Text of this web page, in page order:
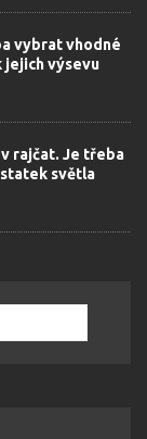
vybrat vhodné
jejich výsevu
rajčat. Je třeba
světla